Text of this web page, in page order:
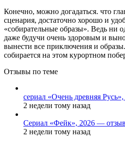
Конечно, можно догадаться. что
сценария, достаточно хорошо и
«собирательные образы». Ведь ни
даже будучи очень здоровым и
вынести все приключения и
собирается на этом курортном
Отзывы по теме
сериал «Очень древняя
2 недели тому назад
Сериал «Фейк», 2026 —
2 недели тому назад